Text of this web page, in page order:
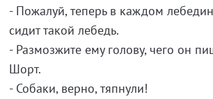
- Пожалуй, теперь в каждом
сидит такой лебедь.
- Размозжите ему голову, чего он
Шорт.
- Собаки, верно, тяпнули!